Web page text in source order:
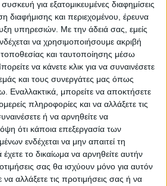
για εξατομικευμένες διαφημίσεις
διαφήμισης και περιεχομένου, έρευνα
υπηρεσιών. Με την άδειά σας, εμείς
να χρησιμοποιήσουμε ακριβή
και ταυτοποίησης μέσω
να κάνετε κλικ για να συναινέσετε
και τους συνεργάτες μας όπως
Εναλλακτικά, μπορείτε να αποκτήσετε
πληροφορίες και να αλλάξετε τις
ή να αρνηθείτε να
ότι κάποια επεξεργασία των
ενδέχεται να μην απαιτεί τη
το δικαίωμα να αρνηθείτε αυτήν
σας θα ισχύουν μόνο για αυτόν
αλλάξετε τις προτιμήσεις σας ή να
αγορές